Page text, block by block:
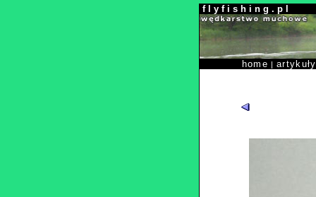
f l y f i s h i n g . p l
home |artykuły